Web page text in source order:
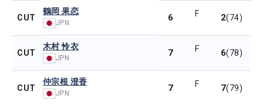
CUT
鶴岡 果恋
JPN 6 F 2(74)
CUT
木村 怜衣
JPN 7 F 6(78)
CUT
仲宗根 澄香
JPN 7 F 7(79)